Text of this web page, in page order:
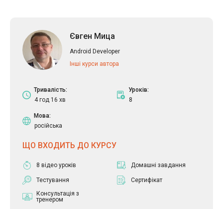
Євген Мица
Android Developer
Інші курси автора
Тривалість:
4 год 16 хв
Уроків:
8
Мова:
російська
ЩО ВХОДИТЬ ДО КУРСУ
8 відео уроків Домашні завдання
Тестування
Сертифікат
Консультація з
тренером